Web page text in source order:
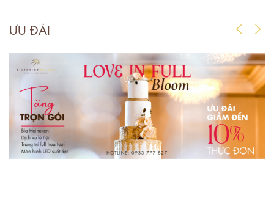
ƯU ĐÃI